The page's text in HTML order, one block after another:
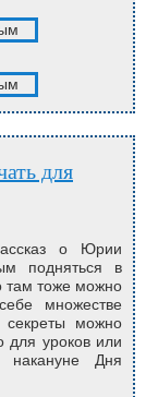
о Юрии
подняться в
там тоже можно
множестве
можно
для уроков или
Дня